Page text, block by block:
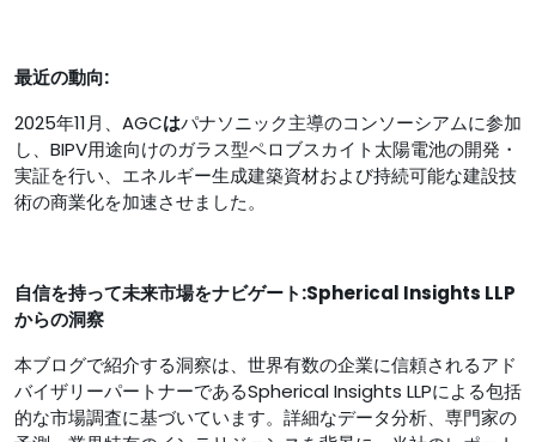
最近の動向:
2025年11月、AGCはパナソニック主導のコンソーシアムに参加
し、BIPV用途向けのガラス型ペロブスカイト太陽電池の開発・
実証を行い、エネルギー生成建築資材および持続可能な建設技
術の商業化を加速させました。
自信を持って未来市場をナビゲート:Spherical Insights LLP
からの洞察
本ブログで紹介する洞察は、世界有数の企業に信頼されるアド
バイザリーパートナーであるSpherical Insights LLPによる包括
的な市場調査に基づいています。詳細なデータ分析、専門家の